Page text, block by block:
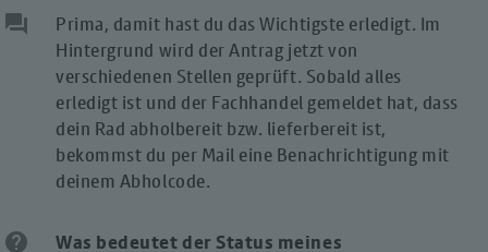
question_answer
Prima, damit hast du das Wichtigste erledigt. Im
Hintergrund wird der Antrag jetzt von
verschiedenen Stellen geprüft. Sobald alles
erledigt ist und der Fachhandel gemeldet hat, dass
dein Rad abholbereit bzw. lieferbereit ist,
bekommst du per Mail eine Benachrichtigung mit
deinem Abholcode.
help
Was bedeutet der Status meines